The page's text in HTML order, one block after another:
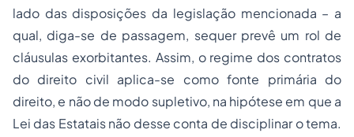
lado das disposições da legislação mencionada – a
qual, diga-se de passagem, sequer prevê um rol de
cláusulas exorbitantes. Assim, o regime dos contratos
do direito civil aplica-se como fonte primária do
direito, e não de modo supletivo, na hipótese em que a
Lei das Estatais não desse conta de disciplinar o tema.